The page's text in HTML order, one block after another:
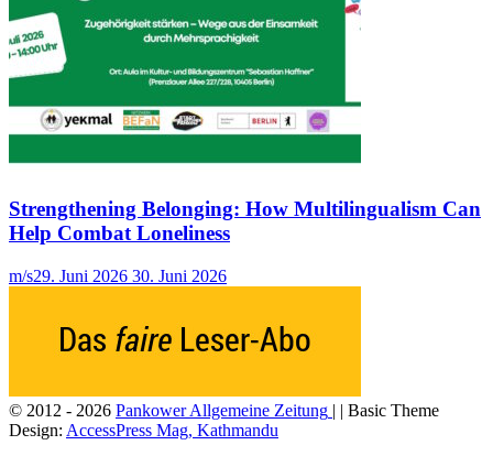
Strengthening Belonging: How Multilingualism Can
Help Combat Loneliness
m/s29. Juni 2026 30. Juni 2026
© 2012 - 2026 Pankower Allgemeine Zeitung | | Basic Theme
Design: AccessPress Mag, Kathmandu